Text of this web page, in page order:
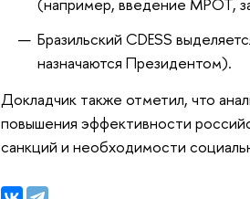
Бразильский CDESS
назначаются Президентом).
Докладчик также отметил, что
повышения эффективности
санкций и необходимости